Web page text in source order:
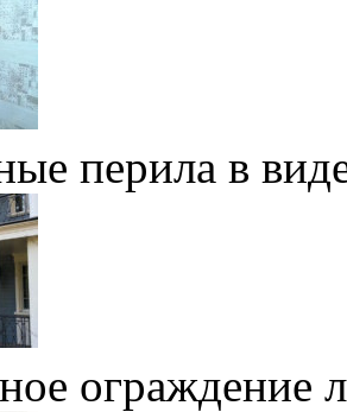
перила в
ограждение